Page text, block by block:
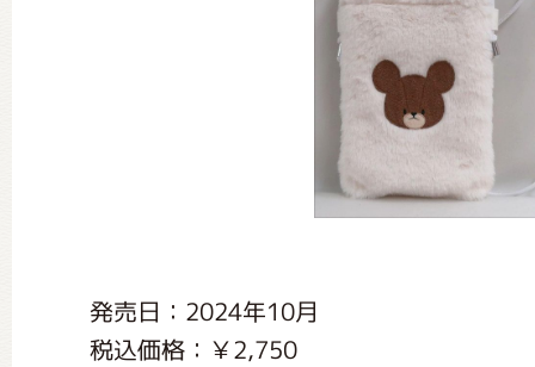
発売日：2024年10月
税込価格：￥2,750
おたのしみコンテンツ(クイズ・
チア ジャッキーズ！
くまのがっこう しょくいんしつ